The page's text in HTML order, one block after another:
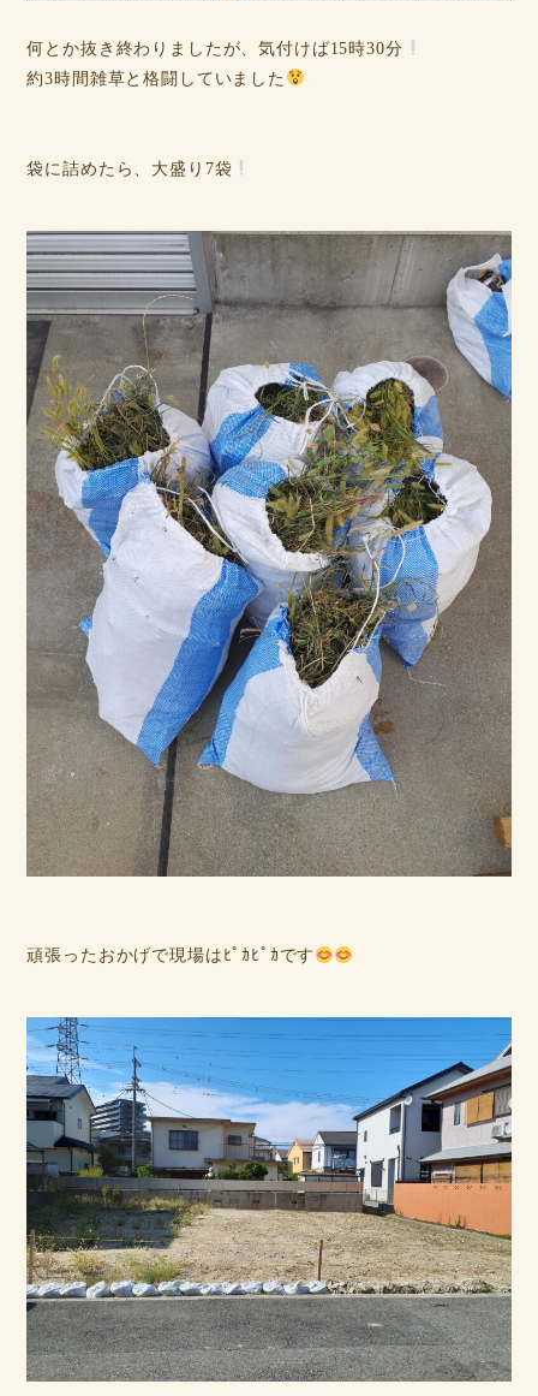
何とか抜き終わりましたが、気付けば15時30分
約3時間雑草と格闘していました
袋に詰めたら、大盛り7袋
頑張ったおかげで現場はﾋﾟｶﾋﾟｶです